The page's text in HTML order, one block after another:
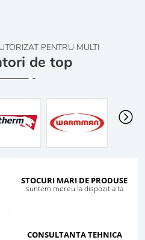
PENTRU MULTI
de top
STOCURI MARI DE PRODUSE
suntem mereu la dispozitia ta
CONSULTANTA TEHNICA